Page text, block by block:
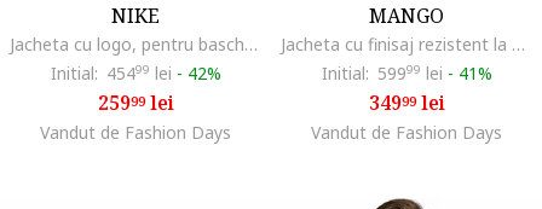
NIKE
Jacheta cu logo, pentru baschet Icon, Albastru royal/Verde lime
Initial: 45499 lei - 42%
25999lei
Vandut de Fashion Days
MANGO
Jacheta cu finisaj rezistent la apa, fermoar si guler mediu, Bleumarin
Initial: 59999 lei - 41%
34999lei
Vandut de Fashion Days